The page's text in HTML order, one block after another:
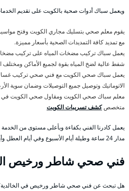
ويعمل سباك أدوات صحية بالكويت على تقديم
يقوم معلم صحي بتسليك مجاري الكويت وفتح
مع تمديد كافة التمديدات الصحية بأسعار مميزة.
يعمل سباك تركيب مضخات المياه على تركيب
شفط عالية لضخ المياه بقوة لجميع الأماكن ومختلف
يعمل سباك صحي الكويت مع فني صحي تركيب
الاتوماتيك وتوصيل جميع التوصيلات وضمان سوية
معلم سباك صحي الكويت ومقاول صحي الكويت في
متخصصكشف تسريبات الكويت
يعمل كادرنا الفني بكفاءة وبأعلى مستوى من الخدمة
مدار 24 ساعة وطيلة أيام الأسبوع وفي أيام العطل وأيام الأعياد أيضاً.
فني صحي شاطر ورخيص
هل تبحث عن فني صحي شاطر ورخيص في